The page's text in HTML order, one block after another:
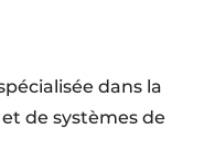
dans la
de systèmes de